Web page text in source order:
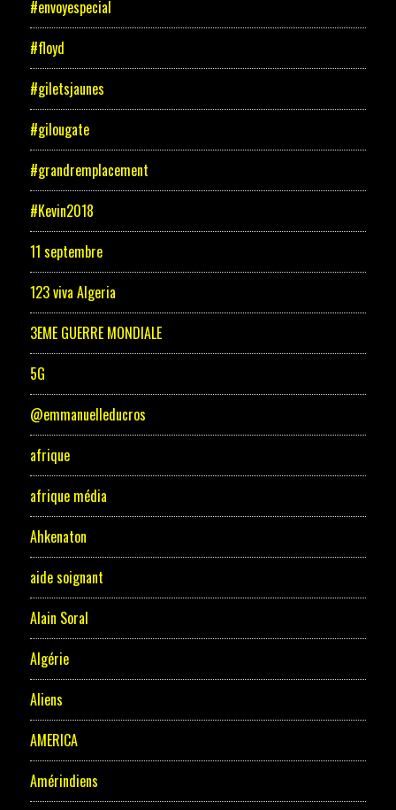
#envoyespecial
#floyd
#giletsjaunes
#gilougate
#grandremplacement
#Kevin2018
11 septembre
123 viva Algeria
3EME GUERRE MONDIALE
5G
@emmanuelleducros
afrique
afrique média
Ahkenaton
aide soignant
Alain Soral
Algérie
Aliens
AMERICA
Amérindiens